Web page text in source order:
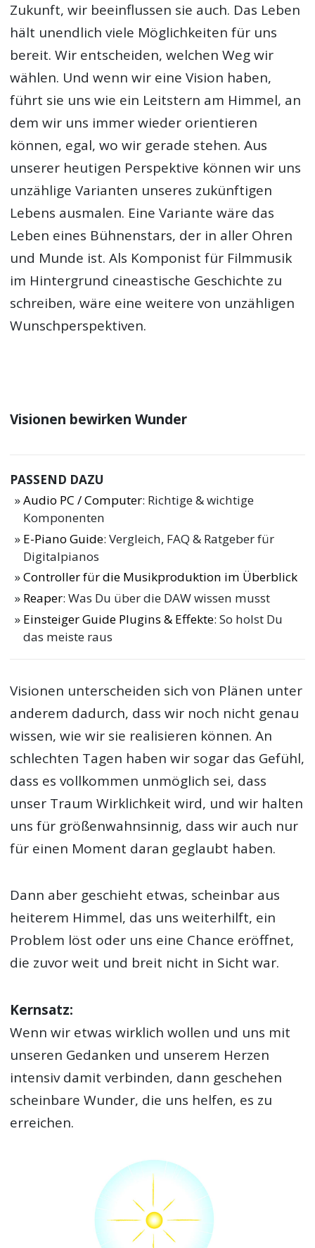
Zukunft, wir beeinflussen sie auch. Das Leben
hält unendlich viele Möglichkeiten für uns
bereit. Wir entscheiden, welchen Weg wir
wählen. Und wenn wir eine Vision haben,
führt sie uns wie ein Leitstern am Himmel, an
dem wir uns immer wieder orientieren
können, egal, wo wir gerade stehen. Aus
unserer heutigen Perspektive können wir uns
unzählige Varianten unseres zukünftigen
Lebens ausmalen. Eine Variante wäre das
Leben eines Bühnenstars, der in aller Ohren
und Munde ist. Als Komponist für Filmmusik
im Hintergrund cineastische Geschichte zu
schreiben, wäre eine weitere von unzähligen
Wunschperspektiven.
Visionen bewirken Wunder
PASSEND DAZU
Audio PC / Computer: Richtige & wichtige
Komponenten
E-Piano Guide: Vergleich, FAQ & Ratgeber für
Digitalpianos
Controller für die Musikproduktion im Überblick
Reaper: Was Du über die DAW wissen musst
Einsteiger Guide Plugins & Effekte: So holst Du
das meiste raus
Visionen unterscheiden sich von Plänen unter
anderem dadurch, dass wir noch nicht genau
wissen, wie wir sie realisieren können. An
schlechten Tagen haben wir sogar das Gefühl,
dass es vollkommen unmöglich sei, dass
unser Traum Wirklichkeit wird, und wir halten
uns für größenwahnsinnig, dass wir auch nur
für einen Moment daran geglaubt haben.
Dann aber geschieht etwas, scheinbar aus
heiterem Himmel, das uns weiterhilft, ein
Problem löst oder uns eine Chance eröffnet,
die zuvor weit und breit nicht in Sicht war.
Kernsatz:
Wenn wir etwas wirklich wollen und uns mit
unseren Gedanken und unserem Herzen
intensiv damit verbinden, dann geschehen
scheinbare Wunder, die uns helfen, es zu
erreichen.